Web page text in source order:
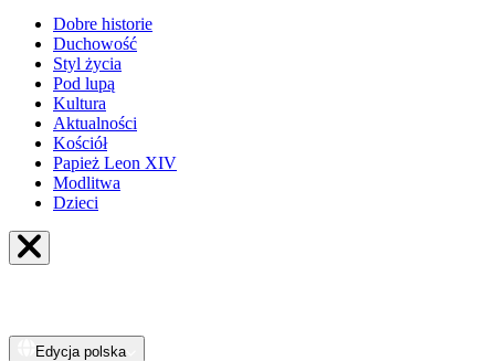
Dobre historie
Duchowość
Styl życia
Pod lupą
Kultura
Aktualności
Kościół
Papież Leon XIV
Modlitwa
Dzieci
Edycja polska